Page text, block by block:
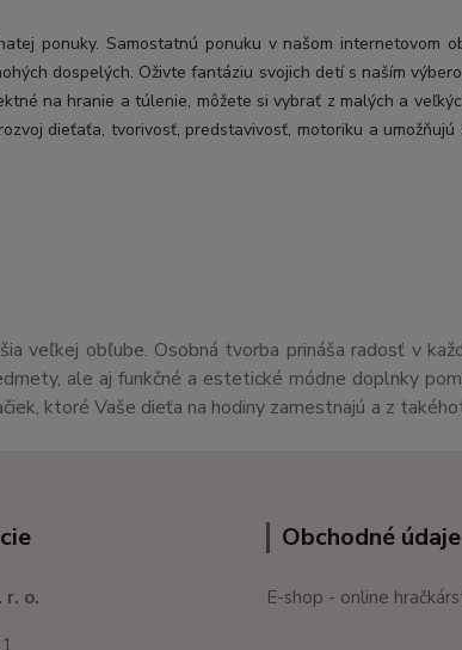
ponuky. Samostatnú ponuku v našom internetovom
dospelých. Oživte fantáziu svojich detí s naším
na hranie a túlenie, môžete si vybrať z malých a
dieťaťa, tvorivosť, predstavivosť, motoriku a
veľkej obľube. Osobná tvorba prináša radosť v
ale aj funkčné a estetické módne doplnky
ktoré Vaše dieťa na hodiny zamestnajú a z
r. o.
Obchodné údaje
E-shop - online